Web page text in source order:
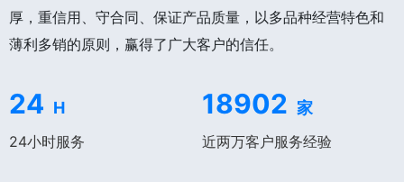
厚，重信用、守合同、保证产品质量，以多品种经营特色和
薄利多销的原则，赢得了广大客户的信任。
24 H
24小时服务
18902 家
近两万客户服务经验